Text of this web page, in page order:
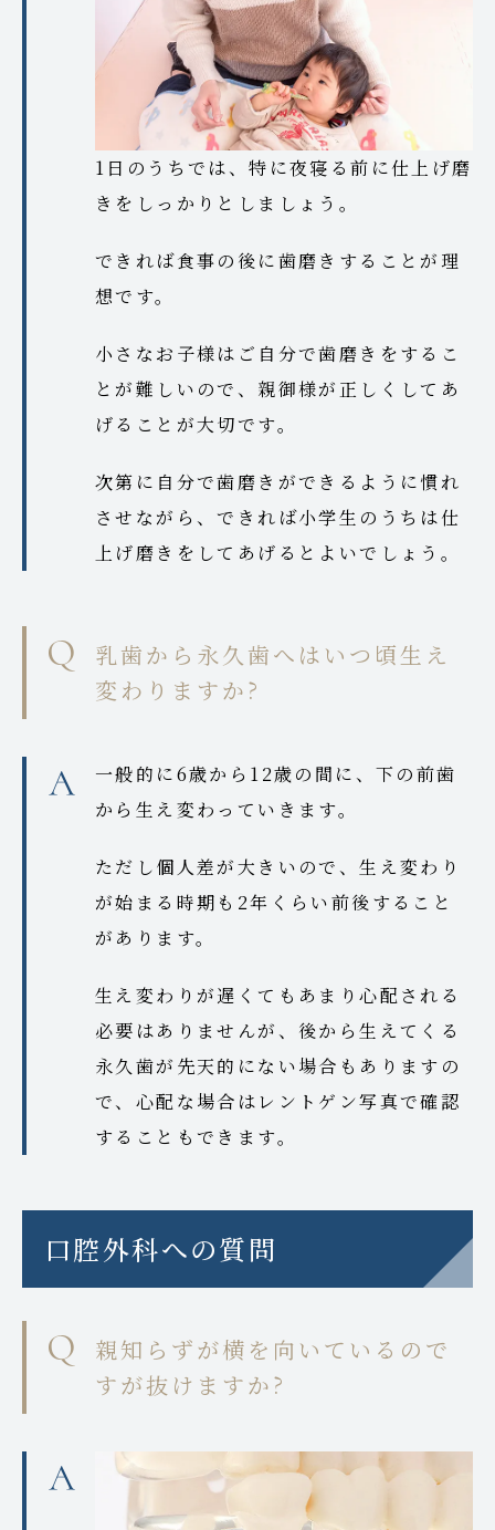
1日のうちでは、特に夜寝る前に仕上げ磨
きをしっかりとしましょう。
できれば食事の後に歯磨きすることが理
想です。
小さなお子様はご自分で歯磨きをするこ
とが難しいので、親御様が正しくしてあ
げることが大切です。
次第に自分で歯磨きができるように慣れ
させながら、できれば小学生のうちは仕
上げ磨きをしてあげるとよいでしょう。
乳歯から永久歯へはいつ頃生え
変わりますか?
一般的に6歳から12歳の間に、下の前歯
から生え変わっていきます。
ただし個人差が大きいので、生え変わり
が始まる時期も2年くらい前後すること
があります。
生え変わりが遅くてもあまり心配される
必要はありませんが、後から生えてくる
永久歯が先天的にない場合もありますの
で、心配な場合はレントゲン写真で確認
することもできます。
口腔外科への質問
親知らずが横を向いているので
すが抜けますか?